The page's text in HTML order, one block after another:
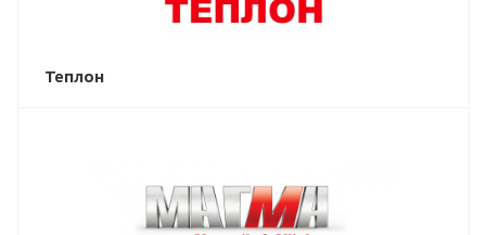
Теплон